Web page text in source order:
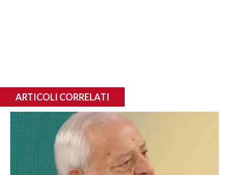
ARTICOLI CORRELATI